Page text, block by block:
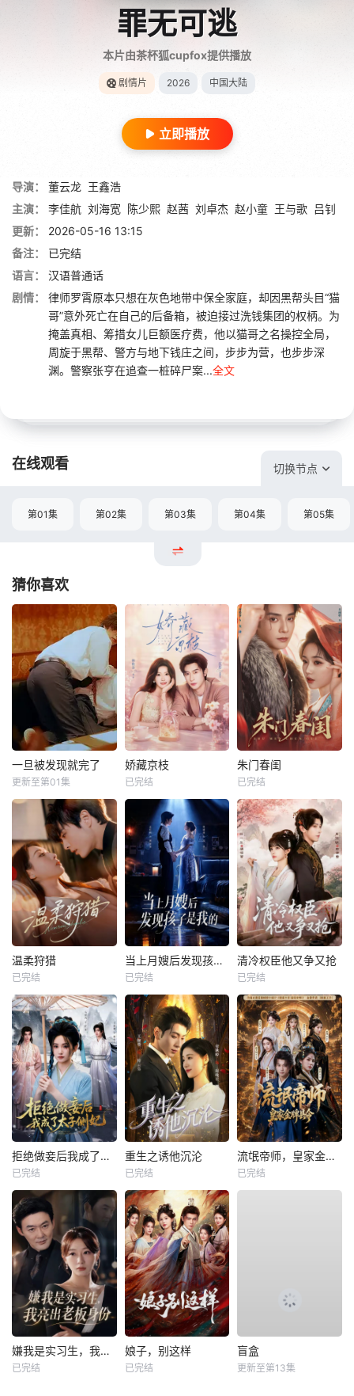
罪无可逃
本片由茶杯狐cupfox提供播放
剧情片 2026 中国大陆
立即播放
导演： 董云龙 王鑫浩
主演：
李佳航 刘海宽 陈少熙 赵茜 刘卓杰 赵小童 王与歌 吕钊
更新：
2026-05-16 13:15
备注：
已完结
语言：
汉语普通话
剧情：
律师罗霄原本只想在灰色地带中保全家庭，却因黑帮头目“猫
哥”意外死亡在自己的后备箱，被迫接过洗钱集团的权柄。为
掩盖真相、筹措女儿巨额医疗费，他以猫哥之名操控全局，
周旋于黑帮、警方与地下钱庄之间，步步为营，也步步深
渊。警察张亨在追查一桩碎尸案...全文
在线观看 切换节点
第01集 第02集 第03集 第04集 第05集
猜你喜欢
一旦被发现就完了
更新至第01集
娇藏京枝
已完结
朱门春闺
已完结
温柔狩猎
已完结
当上月嫂后发现孩子是我的
已完结
清冷权臣他又争又抢
已完结
拒绝做妾后我成了太子侧妃
已完结
重生之诱他沉沦
已完结
流氓帝师，皇家金牌县令
已完结
嫌我是实习生，我亮出老板身份
已完结
娘子，别这样
已完结
盲盒
更新至第13集